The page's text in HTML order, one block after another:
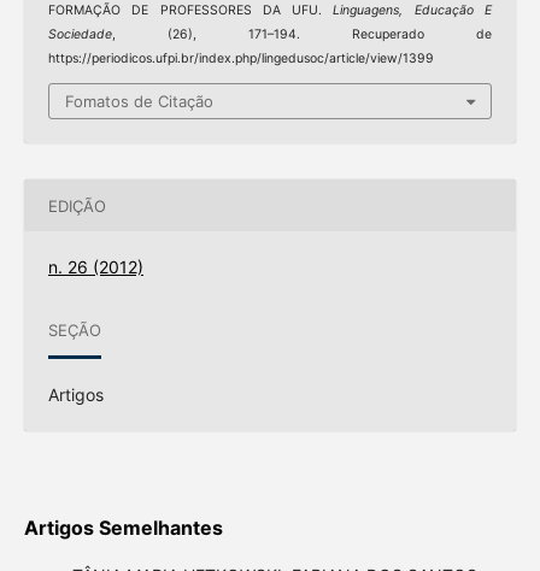
FORMAÇÃO DE PROFESSORES DA UFU.Linguagens, Educação E
Sociedade, (26), 171–194. Recuperado de
https://periodicos.ufpi.br/index.php/lingedusoc/article/view/1399
Fomatos de Citação
EDIÇÃO
n. 26 (2012)
SEÇÃO
Artigos
Artigos Semelhantes